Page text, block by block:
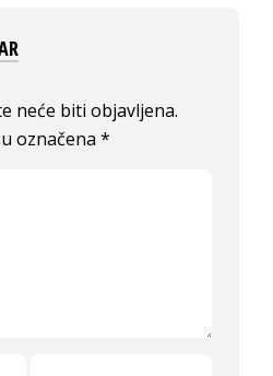
neće biti objavljena.
označena*